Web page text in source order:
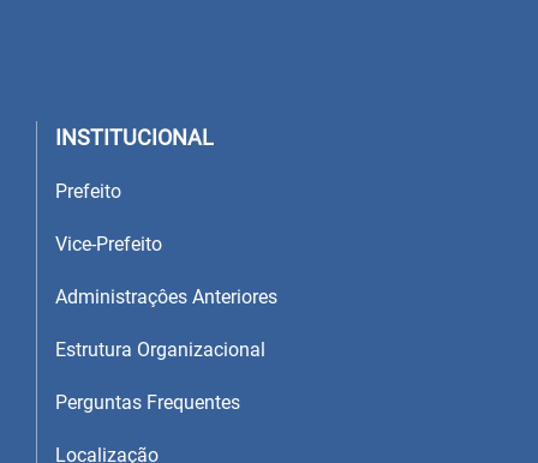
INSTITUCIONAL
Prefeito
Vice-Prefeito
Administraçôes Anteriores
Estrutura Organizacional
Perguntas Frequentes
Localização